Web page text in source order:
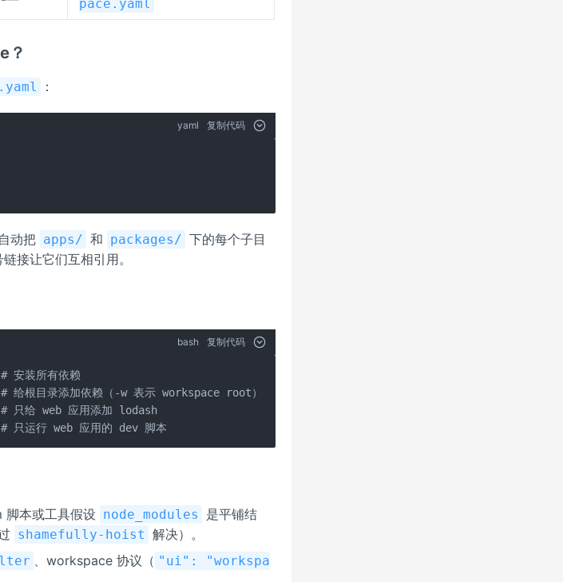
pace.yaml
？
：
yaml 复制代码
动把 apps/ 和 packages/ 下的每个子目
接让它们互相引用。
bash 复制代码
所有依赖
目录添加依赖（-w 表示 workspace root）
给 web 应用添加 lodash
行 web 应用的 dev 脚本
脚本或工具假设 node_modules
是平铺结
shamefully-hoist 解决）。
、workspace 协议（ "ui": "workspa